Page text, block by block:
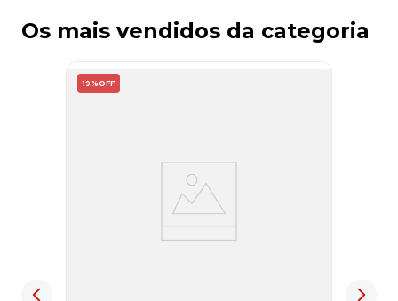
Os mais vendidos da categoria
19% OFF